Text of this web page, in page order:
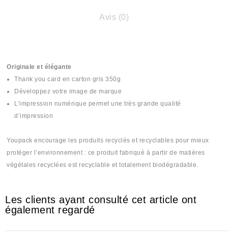
Avis (0)
Originale et élégante
Thank you card en carton gris 350g
Développez votre image de marque
L’impression numérique permet une très grande qualité
d’impression
Youpack encourage les produits recyclés et recyclables pour mieux
protéger l’environnement : ce produit fabriqué à partir de matières
végétales recyclées est recyclable et totalement biodégradable.
Les clients ayant consulté cet article ont
également regardé